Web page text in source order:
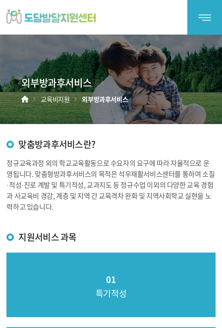
도
담
원
센
터
';
외부방과후서비스
홈 교육비지원 외부방과후서비스
맞춤방과후서비스란?
정규교육과정 외의 학교교육활동으로 수요자의 요구에 따라 자율적으로 운
영됩니다. 맞춤형방과후서비스의 목적은 석우재활서비스센터를 통하여 소질
·적성·진로 계발 및 특기적성, 교과지도 등 정규수업 이외의 다양한 교육 경험
과 사교육비 경감, 계층 및 지역 간 교육격차 완화 및 지역사회학교 실현을 노
력하고 있습니다.
지원서비스 과목
특기적성